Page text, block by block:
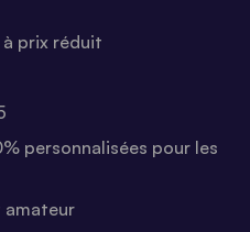
prix réduit
personnalisées pour les
amateur